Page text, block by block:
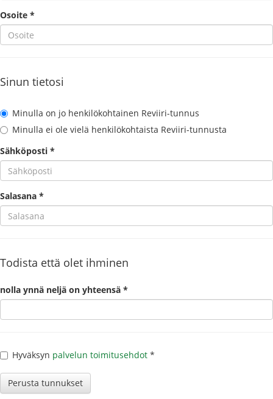
Osoite *
Sinun tietosi
Minulla on jo henkilökohtainen Reviiri-tunnus
Minulla ei ole vielä henkilökohtaista Reviiri-tunnusta
Sähköposti *
Salasana *
Todista että olet ihminen
nolla ynnä neljä on yhteensä *
Hyväksyn palvelun toimitusehdot *
Perusta tunnukset